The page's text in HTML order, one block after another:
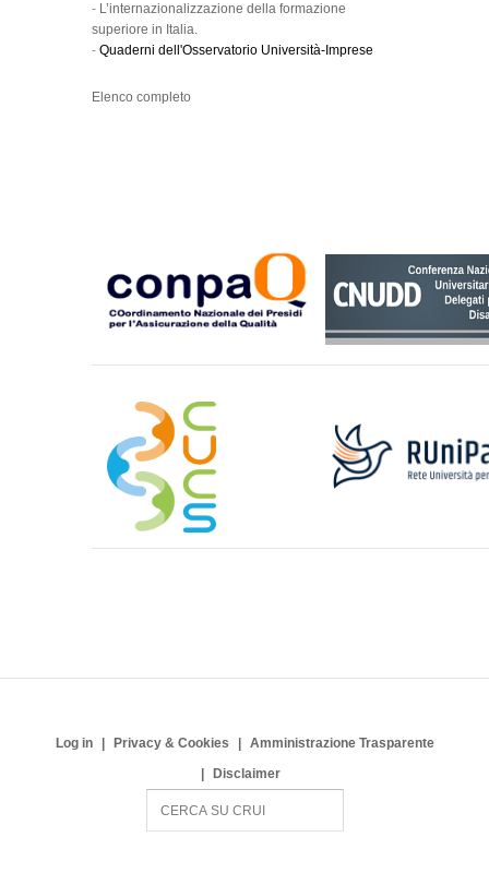
- L’internazionalizzazione della formazione
superiore in Italia.
- Quaderni dell'Osservatorio Università-Imprese
Elenco completo
Log in Privacy & Cookies
Amministrazione Trasparente
Disclaimer